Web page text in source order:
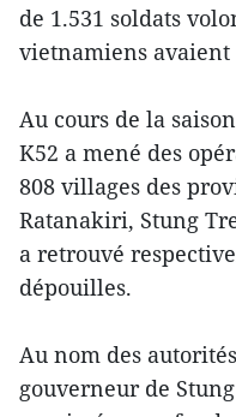
de 1.531 soldats
vietnamiens avaient
Au cours de la
K52 a mené des
808 villages des
Ratanakiri, Stung
a retrouvé
dépouilles.
Au nom des
gouverneur de